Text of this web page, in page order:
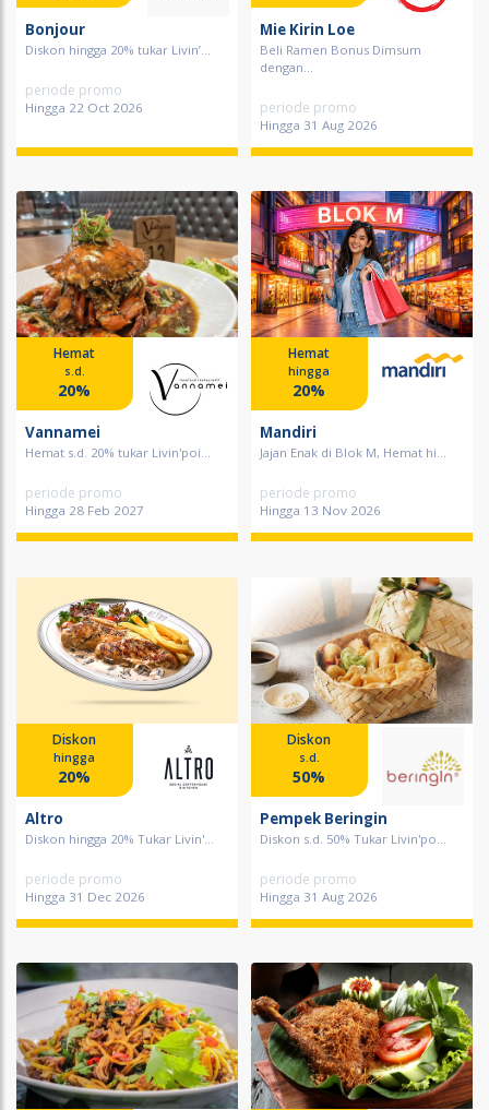
Bonjour
Diskon hingga 20% tukar Livin’...
periode promo
Hingga 22 Oct 2026
Mie Kirin Loe
Beli Ramen Bonus Dimsum
dengan...
periode promo
Hingga 31 Aug 2026
Hemat
s.d.
20%
Vannamei
Hemat s.d. 20% tukar Livin'poi...
periode promo
Hingga 28 Feb 2027
Hemat
hingga
20%
Mandiri
Jajan Enak di Blok M, Hemat hi...
periode promo
Hingga 13 Nov 2026
Diskon
hingga
20%
Altro
Diskon hingga 20% Tukar Livin'...
periode promo
Hingga 31 Dec 2026
Diskon
s.d.
50%
Pempek Beringin
Diskon s.d. 50% Tukar Livin'po...
periode promo
Hingga 31 Aug 2026